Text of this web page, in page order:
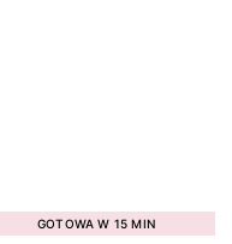
GOTOWA W 15 MIN